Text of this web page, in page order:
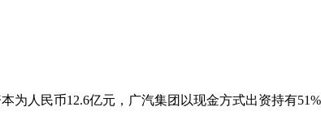
为人民币12.6亿元，广汽集团以现金方式出资持有